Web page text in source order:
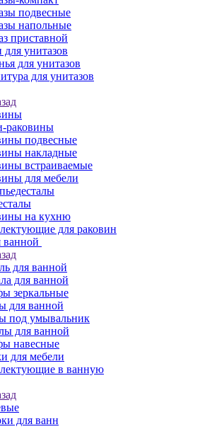
подвесные
напольные
приставной
для унитазов
для унитазов
для унитазов
раковины
подвесные
накладные
встраиваемые
для мебели
на кухню
для раковин
ванной
для ванной
для ванной
зеркальные
для ванной
под умывальник
для ванной
навесные
для мебели
в ванную
для ванн